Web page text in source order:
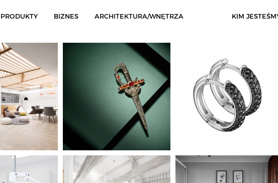
PRODUKTY BIZNES ARCHITEKTURA/WNĘTRZA KIM